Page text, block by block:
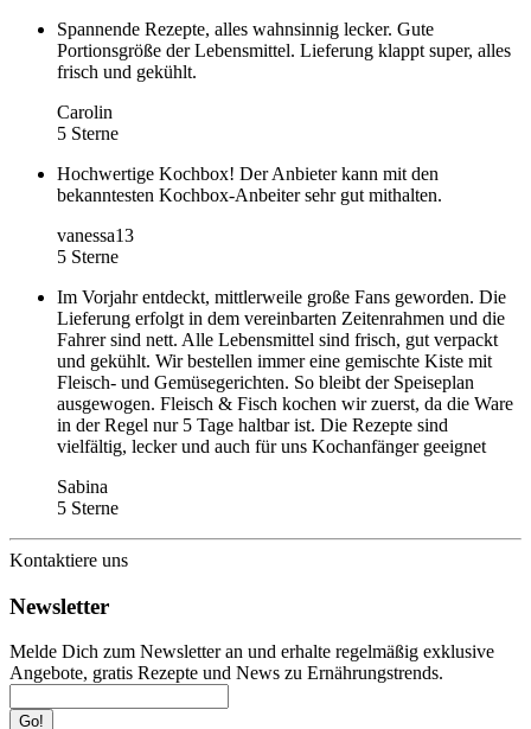
Spannende Rezepte, alles wahnsinnig lecker. Gute
Portionsgröße der Lebensmittel. Lieferung klappt super, alles
frisch und gekühlt.
Carolin
5 Sterne
Hochwertige Kochbox! Der Anbieter kann mit den
bekanntesten Kochbox-Anbeiter sehr gut mithalten.
vanessa13
5 Sterne
Im Vorjahr entdeckt, mittlerweile große Fans geworden. Die
Lieferung erfolgt in dem vereinbarten Zeitenrahmen und die
Fahrer sind nett. Alle Lebensmittel sind frisch, gut verpackt
und gekühlt. Wir bestellen immer eine gemischte Kiste mit
Fleisch- und Gemüsegerichten. So bleibt der Speiseplan
ausgewogen. Fleisch & Fisch kochen wir zuerst, da die Ware
in der Regel nur 5 Tage haltbar ist. Die Rezepte sind
vielfältig, lecker und auch für uns Kochanfänger geeignet
Sabina
5 Sterne
Kontaktiere uns
Newsletter
Melde Dich zum Newsletter an und erhalte regelmäßig exklusive
Angebote, gratis Rezepte und News zu Ernährungstrends.
Go!